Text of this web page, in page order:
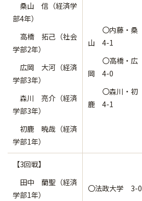
桑山 信（経済学
部4年）
高橋 拓己（社会
学部2年）
広岡 大河（経済
学部3年）
森川 亮介（経済
学部3年）
初鹿 暁哉（経済
学部1年）
〇内藤・桑
山 4-1
〇高橋・広
岡 4-0
〇森川・初
鹿 4-1
【3回戦】
田中 蘭聖（経済
学部1年）
〇法政大学 3-0